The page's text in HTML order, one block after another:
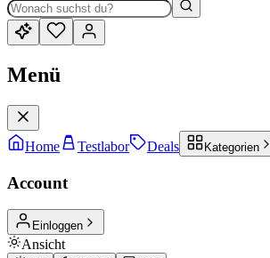
Menü
Home Testlabor Deals Kategorien
Account
Einloggen
Ansicht